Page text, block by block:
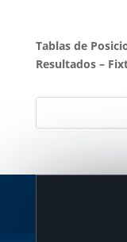
Tablas de
Resultados–